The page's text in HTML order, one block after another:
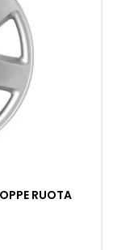
RUOTA